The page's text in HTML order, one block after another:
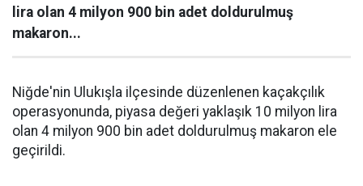
lira olan 4 milyon 900 bin adet doldurulmuş
makaron...
Niğde'nin Ulukışla ilçesinde düzenlenen kaçakçılık
operasyonunda, piyasa değeri yaklaşık 10 milyon lira
olan 4 milyon 900 bin adet doldurulmuş makaron ele
geçirildi.